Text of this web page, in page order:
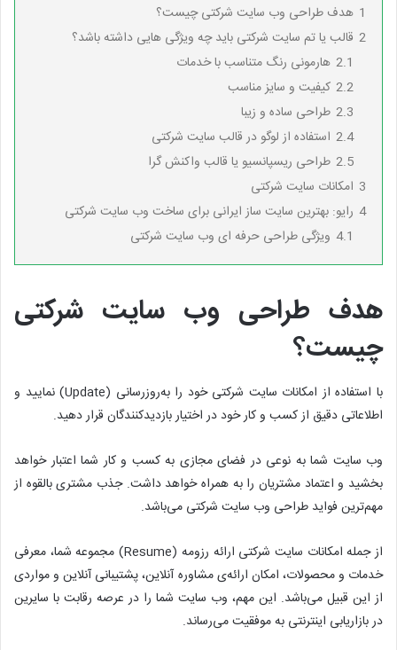
1 هدف طراحی وب سایت شرکتی چیست؟
2 قالب یا تم سایت شرکتی باید چه ویژگی هایی داشته باشد؟
2.1 هارمونی رنگ متناسب با خدمات
2.2 کیفیت و سایز مناسب
2.3 طراحی ساده و زیبا
2.4 استفاده از لوگو در قالب سایت شرکتی
2.5 طراحی ریسپانسیو یا قالب واکنش گرا
3 امکانات سایت شرکتی
4 رایو: بهترین سایت ساز ایرانی برای ساخت وب سایت شرکتی
4.1 ویژگی طراحی حرفه ای وب سایت شرکتی
هدف طراحی وب سایت شرکتی
چیست؟
با استفاده از امکانات سایت شرکتی خود را به‌روزرسانی (Update) نمایید و
اطلاعاتی دقیق از کسب و کار خود در اختیار بازدیدکنندگان قرار دهید.
وب سایت شما به نوعی در فضای مجازی به کسب و کار شما اعتبار خواهد
بخشید و اعتماد مشتریان را به ‌همراه خواهد داشت. جذب مشتری بالقوه از
مهم‌ترین فواید طراحی وب سایت شرکتی می‌باشد.
از جمله امکانات سایت شرکتی ارائه رزومه (Resume) مجموعه شما، معرفی
خدمات و محصولات، امکان ارائه‌ی مشاوره آنلاین، پشتیبانی آنلاین و مواردی
از این قبیل می‌باشد. این مهم، وب سایت شما را در عرصه رقابت با سایرین
در بازاریابی اینترنتی به موفقیت می‌رساند.